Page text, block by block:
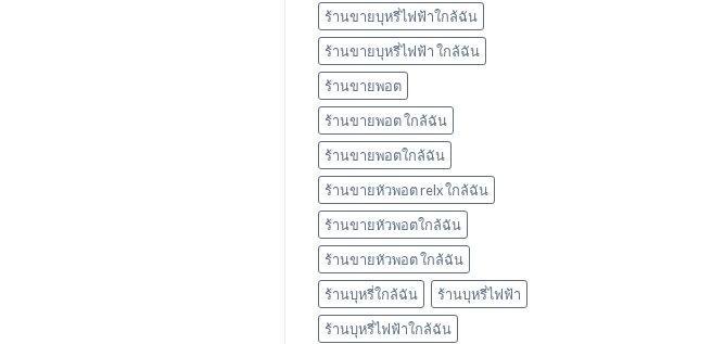
ร้านขายบุหรี่ไฟฟ้าใกล้ฉัน
ร้านขายบุหรี่ไฟฟ้า ใกล้ฉัน
ร้านขายพอต
ร้านขายพอต ใกล้ฉัน
ร้านขายพอตใกล้ฉัน
ร้านขายหัวพอต relx ใกล้ฉัน
ร้านขายหัวพอตใกล้ฉัน
ร้านขายหัวพอต ใกล้ฉัน
ร้านบุหรี่ใกล้ฉัน
ร้านบุหรี่ไฟฟ้า
ร้านบุหรี่ไฟฟ้าใกล้ฉัน